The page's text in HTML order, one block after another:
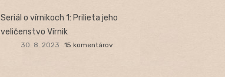
Seriál o vírnikoch 1: Prilieta jeho
veličenstvo Vírnik
30. 8. 2023 15 komentárov